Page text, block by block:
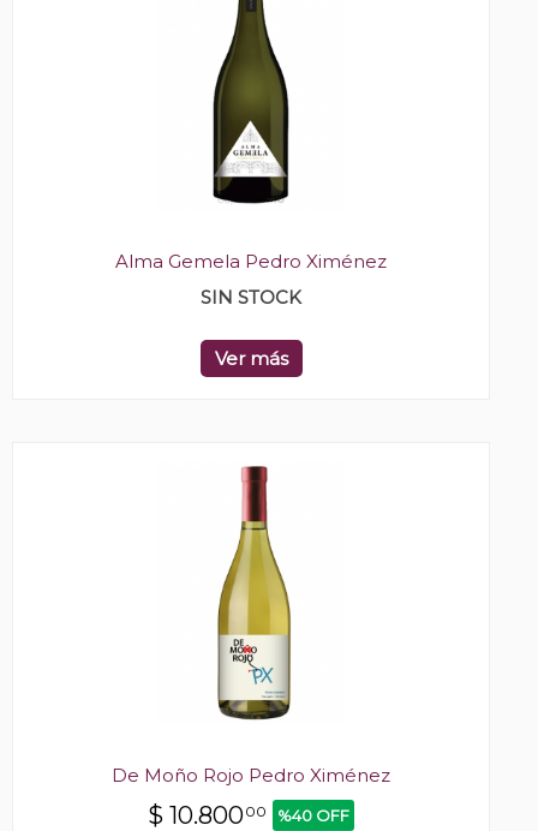
Alma Gemela Pedro Ximénez
SIN STOCK
Ver más
De Moño Rojo Pedro Ximénez
$ 10.80000 %40 OFF